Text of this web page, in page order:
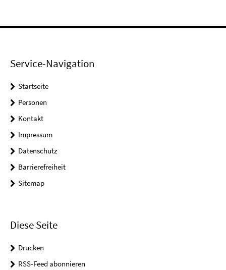
Service-Navigation
Startseite
Personen
Kontakt
Impressum
Datenschutz
Barrierefreiheit
Sitemap
Diese Seite
Drucken
RSS-Feed abonnieren